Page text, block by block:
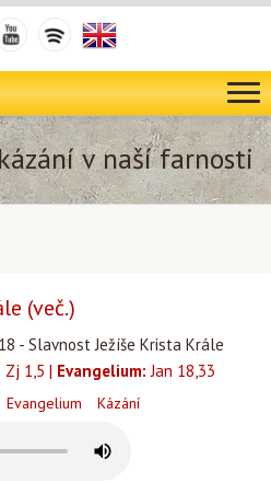
v naší farnosti
(več.)
- Slavnost Ježíše Krista Krále
Zj 1,5 | Evangelium: Jan 18,33
Evangelium Kázání